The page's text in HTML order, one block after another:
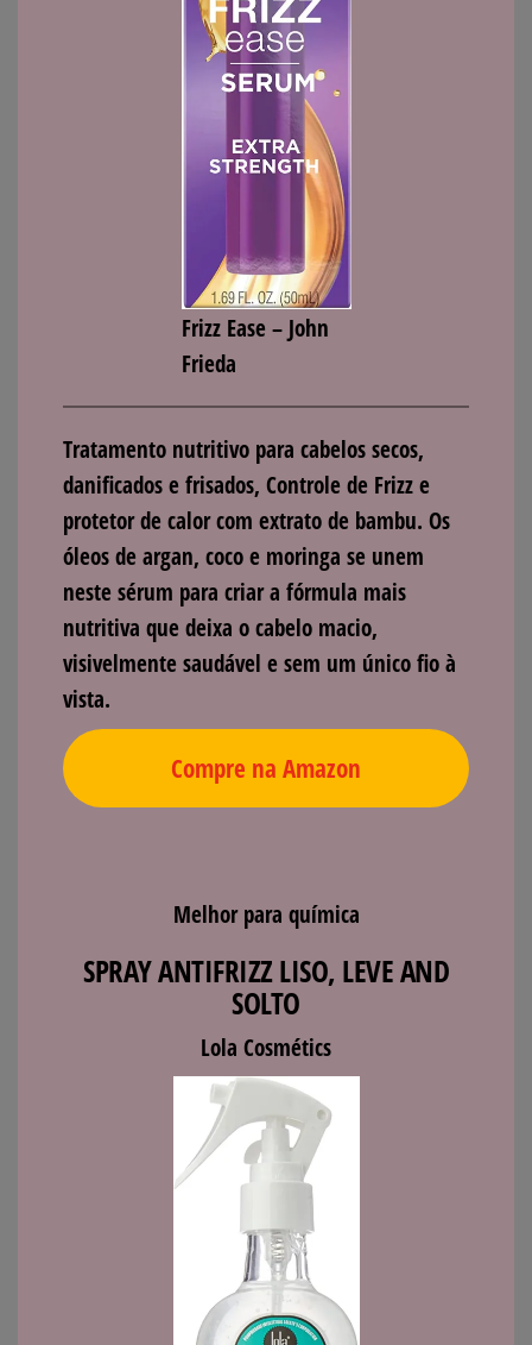
Frizz Ease – John
Frieda
Tratamento nutritivo para cabelos secos,
danificados e frisados, Controle de Frizze
protetor de calor com extrato de bambu. Os
óleos de argan, coco e moringa se unem
neste sérum para criar a fórmula mais
nutritiva que deixa o cabelo macio,
visivelmente saudável e sem um único fio à
vista.
Compre na Amazon
Melhor para química
SPRAY ANTIFRIZZ LISO, LEVE AND
SOLTO
Lola Cosmétics